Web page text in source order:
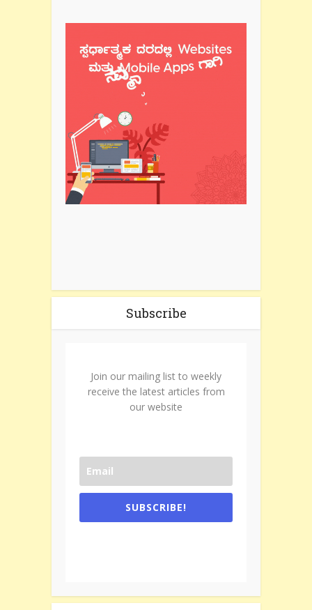
Subscribe
Join our mailing list to weekly
receive the latest articles from
our website
SUBSCRIBE!